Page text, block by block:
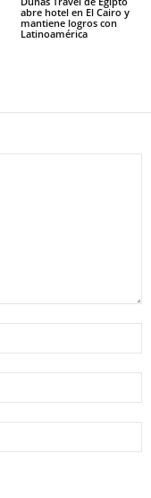
abre hotel en El Cairo y
mantiene logros con
Latinoamérica